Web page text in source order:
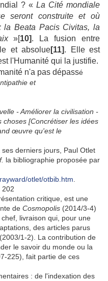
? « La Cité mondiale
seront construite et où
la Beata Pacis Civitas, la
»[10]. La fusion entre
et absolue[11]. Elle est
l'Humanité qui la justifie.
n'a pas dépassé
et
- Améliorer la civilisation -
choses [Concrétiser les idées
œuvre qu'est le
derniers jours, Paul Otlet
la bibliographie proposée par
otlet/otbib.htm
202
critique, est une
de Cosmopolis (2014/3-4)
livraison qui, pour une
des articles parus
(2003/1-2). La contribution de
le savoir du monde ou la
225), fait partie de ces
: de l'indexation des